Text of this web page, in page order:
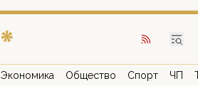
Экономика Общество Спорт ЧП